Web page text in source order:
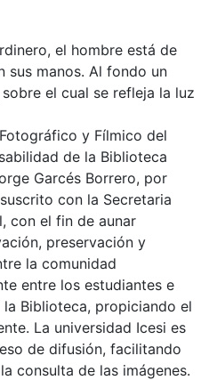
el hombre está de
sus manos. Al fondo un
el cual se refleja la luz
y Fílmico del
de la Biblioteca
Garcés Borrero, por
con la Secretaria
con el fin de aunar
preservación y
la comunidad
entre los estudiantes e
Biblioteca, propiciando el
La universidad Icesi es
de difusión, facilitando
consulta de las imágenes.